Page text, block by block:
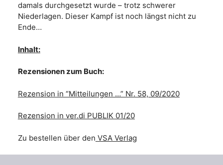
damals durchgesetzt wurde – trotz schwerer
Niederlagen. Dieser Kampf ist noch längst nicht zu
Ende…
Inhalt:
Rezensionen zum Buch:
Rezension in “Mitteilungen …” Nr. 58, 09/2020
Rezension in ver.di PUBLIK 01/20
Zu bestellen über den VSA Verlag